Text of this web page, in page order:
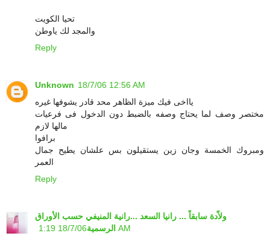
تحيا الكويت
والمجد لك ياوطن
Reply
Unknown 18/7/06 12:56 AM
يااخى فيك ميزة الظاهر محد قادر يشوفها غيره
مختصر وصف لما يحتاج وصفه بالضبط دون الدخول فى فرعيات
مالها لازم
برافوا
ومبروك الخمسة وجان زين يستقيلون بس علشان يطيح جمال
العمر
Reply
ولاّدة سابقاً ... رانيا السعد ...رانية المنيفي حسب الأوراق
الرسمية 18/7/06 1:19 AM